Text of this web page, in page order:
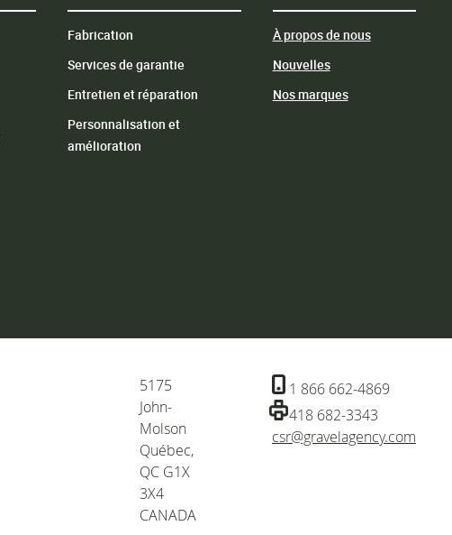
Fabrication
Services de garantie
Entretien et réparation
Personnalisation et
amélioration
À propos de nous
Nouvelles
Nos marques
5175
John-
Molson
Québec,
QC G1X
3X4
CANADA
1 866 662-4869
418 682-3343
csr@gravelagency.com